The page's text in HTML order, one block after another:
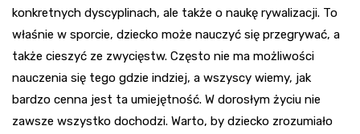
konkretnych dyscyplinach, ale także o naukę rywalizacji. To
właśnie w sporcie, dziecko może nauczyć się przegrywać, a
także cieszyć ze zwycięstw. Często nie ma możliwości
nauczenia się tego gdzie indziej, a wszyscy wiemy, jak
bardzo cenna jest ta umiejętność. W dorosłym życiu nie
zawsze wszystko dochodzi. Warto, by dziecko zrozumiało